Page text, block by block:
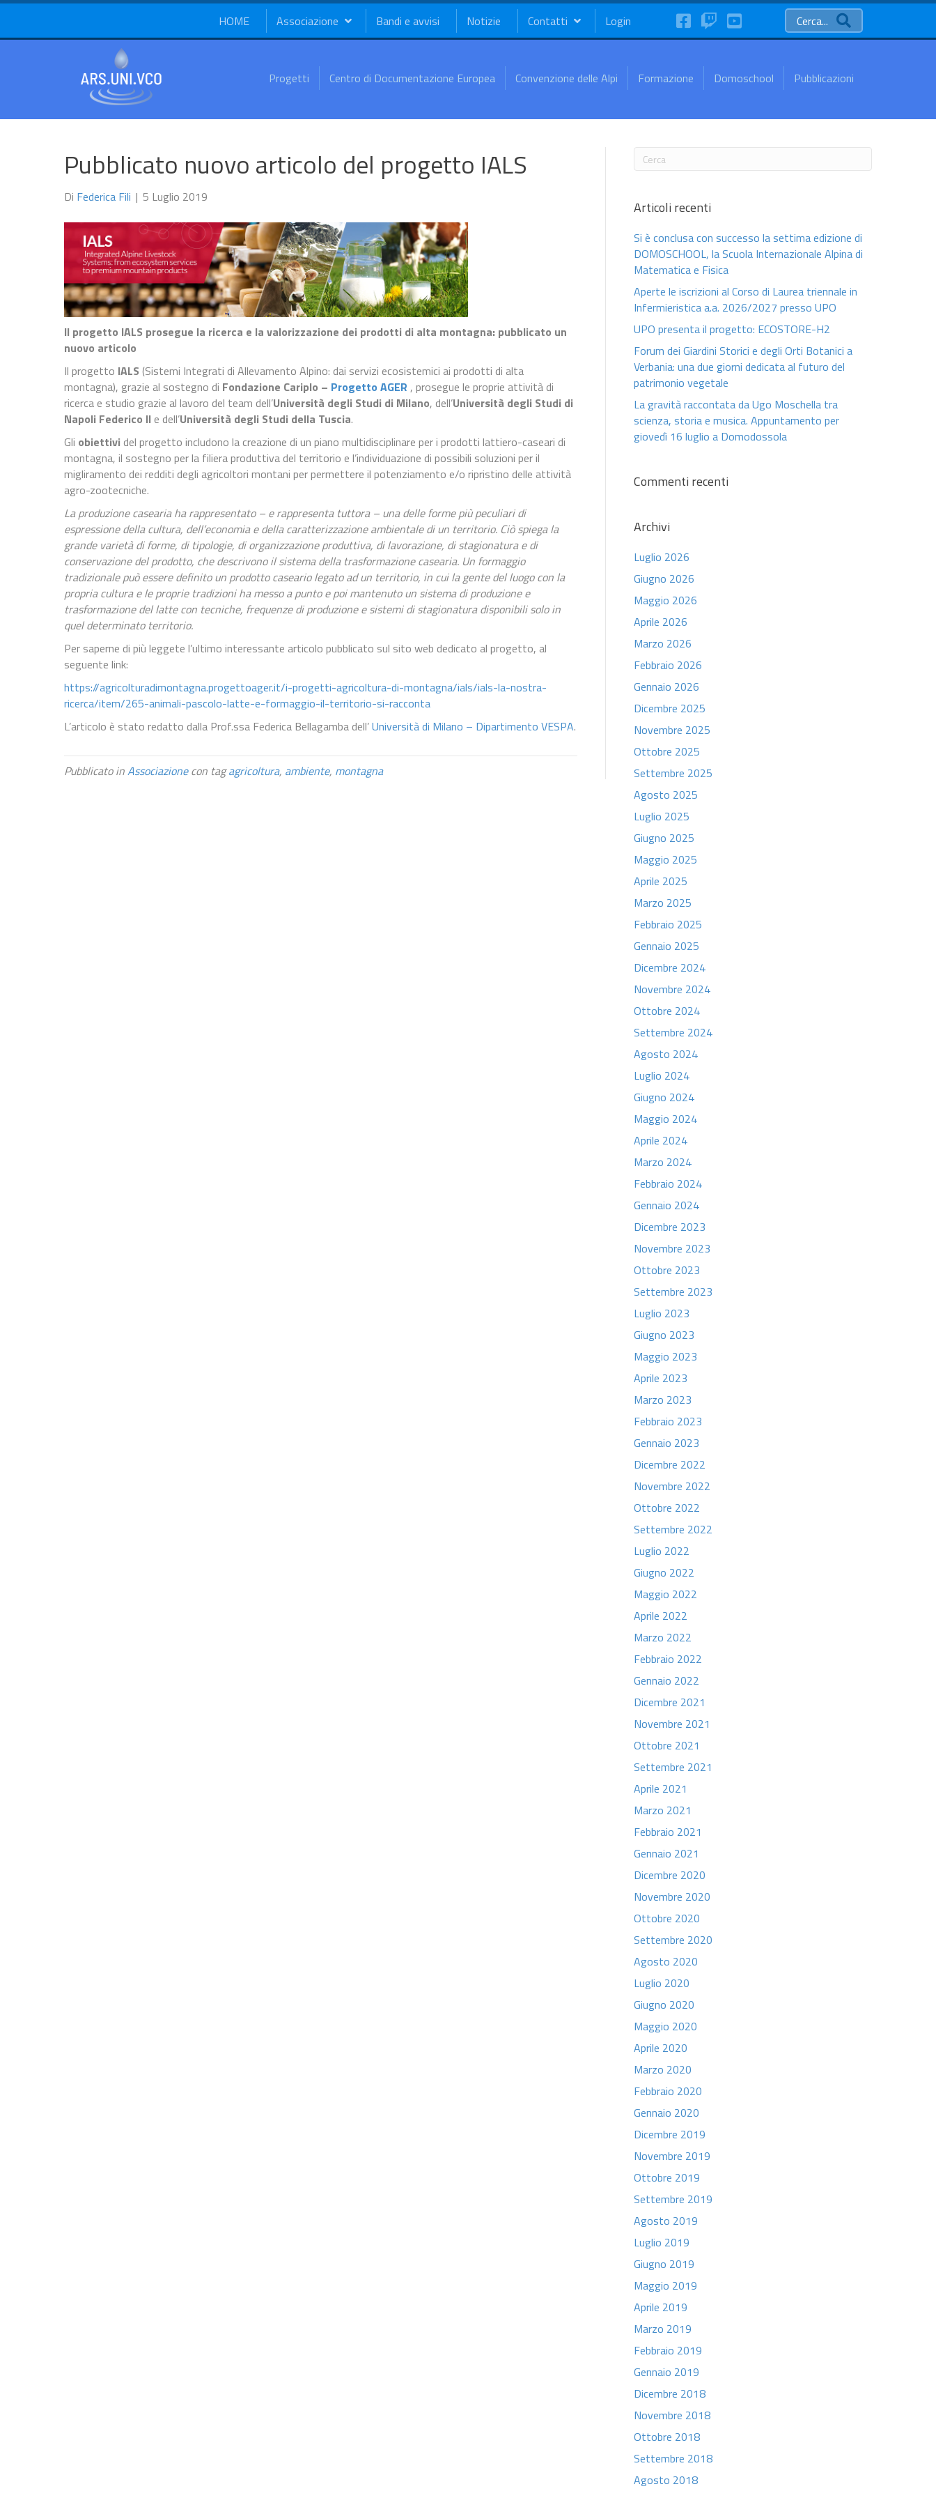
HOME Associazione Bandi e avvisi Notizie Contatti Login FaceBookTwitchYouTube Cerca...
Progetti Centro di Documentazione Europea Convenzione delle Alpi Formazione Domoschool Pubblicazioni
Pubblicato nuovo articolo del progetto IALS
Di Federica Fili | 5 Luglio 2019
Il progetto IALS prosegue la ricerca e la valorizzazione dei prodotti di alta montagna: pubblicato un
nuovo articolo
Il progetto IALS (Sistemi Integrati di Allevamento Alpino: dai servizi ecosistemici ai prodotti di alta
montagna), grazie al sostegno di Fondazione Cariplo – Progetto AGER , prosegue le proprie attività di
ricerca e studio grazie al lavoro del team dell’Università degli Studi di Milano, dell’Università degli Studi di
Napoli Federico II e dell’Università degli Studi della Tuscia.
Gli obiettivi del progetto includono la creazione di un piano multidisciplinare per i prodotti lattiero-caseari di
montagna, il sostegno per la filiera produttiva del territorio e l’individuazione di possibili soluzioni per il
migliramento dei redditi degli agricoltori montani per permettere il potenziamento e/o ripristino delle attività
agro-zootecniche.
La produzione casearia ha rappresentato – e rappresenta tuttora – una delle forme più peculiari di
espressione della cultura, dell’economia e della caratterizzazione ambientale di un territorio. Ciò spiega la
grande varietà di forme, di tipologie, di organizzazione produttiva, di lavorazione, di stagionatura e di
conservazione del prodotto, che descrivono il sistema della trasformazione casearia. Un formaggio
tradizionale può essere definito un prodotto caseario legato ad un territorio, in cui la gente del luogo con la
propria cultura e le proprie tradizioni ha messo a punto e poi mantenuto un sistema di produzione e
trasformazione del latte con tecniche, frequenze di produzione e sistemi di stagionatura disponibili solo in
quel determinato territorio.
Per saperne di più leggete l’ultimo interessante articolo pubblicato sul sito web dedicato al progetto, al
seguente link:
https://agricolturadimontagna.progettoager.it/i-progetti-agricoltura-di-montagna/ials/ials-la-nostra-
ricerca/item/265-animali-pascolo-latte-e-formaggio-il-territorio-si-racconta
L’articolo è stato redatto dalla Prof.ssa Federica Bellagamba dell’Università di Milano – Dipartimento VESPA.
Pubblicato inAssociazionecon tagagricoltura, ambiente, montagna
Articoli recenti
Si è conclusa con successo la settima edizione di
DOMOSCHOOL, la Scuola Internazionale Alpina di
Matematica e Fisica
Aperte le iscrizioni al Corso di Laurea triennale in
Infermieristica a.a. 2026/2027 presso UPO
UPO presenta il progetto: ECOSTORE-H2
Forum dei Giardini Storici e degli Orti Botanici a
Verbania: una due giorni dedicata al futuro del
patrimonio vegetale
La gravità raccontata da Ugo Moschella tra
scienza, storia e musica. Appuntamento per
giovedì 16 luglio a Domodossola
Commenti recenti
Archivi
Luglio 2026
Giugno 2026
Maggio 2026
Aprile 2026
Marzo 2026
Febbraio 2026
Gennaio 2026
Dicembre 2025
Novembre 2025
Ottobre 2025
Settembre 2025
Agosto 2025
Luglio 2025
Giugno 2025
Maggio 2025
Aprile 2025
Marzo 2025
Febbraio 2025
Gennaio 2025
Dicembre 2024
Novembre 2024
Ottobre 2024
Settembre 2024
Agosto 2024
Luglio 2024
Giugno 2024
Maggio 2024
Aprile 2024
Marzo 2024
Febbraio 2024
Gennaio 2024
Dicembre 2023
Novembre 2023
Ottobre 2023
Settembre 2023
Luglio 2023
Giugno 2023
Maggio 2023
Aprile 2023
Marzo 2023
Febbraio 2023
Gennaio 2023
Dicembre 2022
Novembre 2022
Ottobre 2022
Settembre 2022
Luglio 2022
Giugno 2022
Maggio 2022
Aprile 2022
Marzo 2022
Febbraio 2022
Gennaio 2022
Dicembre 2021
Novembre 2021
Ottobre 2021
Settembre 2021
Aprile 2021
Marzo 2021
Febbraio 2021
Gennaio 2021
Dicembre 2020
Novembre 2020
Ottobre 2020
Settembre 2020
Agosto 2020
Luglio 2020
Giugno 2020
Maggio 2020
Aprile 2020
Marzo 2020
Febbraio 2020
Gennaio 2020
Dicembre 2019
Novembre 2019
Ottobre 2019
Settembre 2019
Agosto 2019
Luglio 2019
Giugno 2019
Maggio 2019
Aprile 2019
Marzo 2019
Febbraio 2019
Gennaio 2019
Dicembre 2018
Novembre 2018
Ottobre 2018
Settembre 2018
Agosto 2018